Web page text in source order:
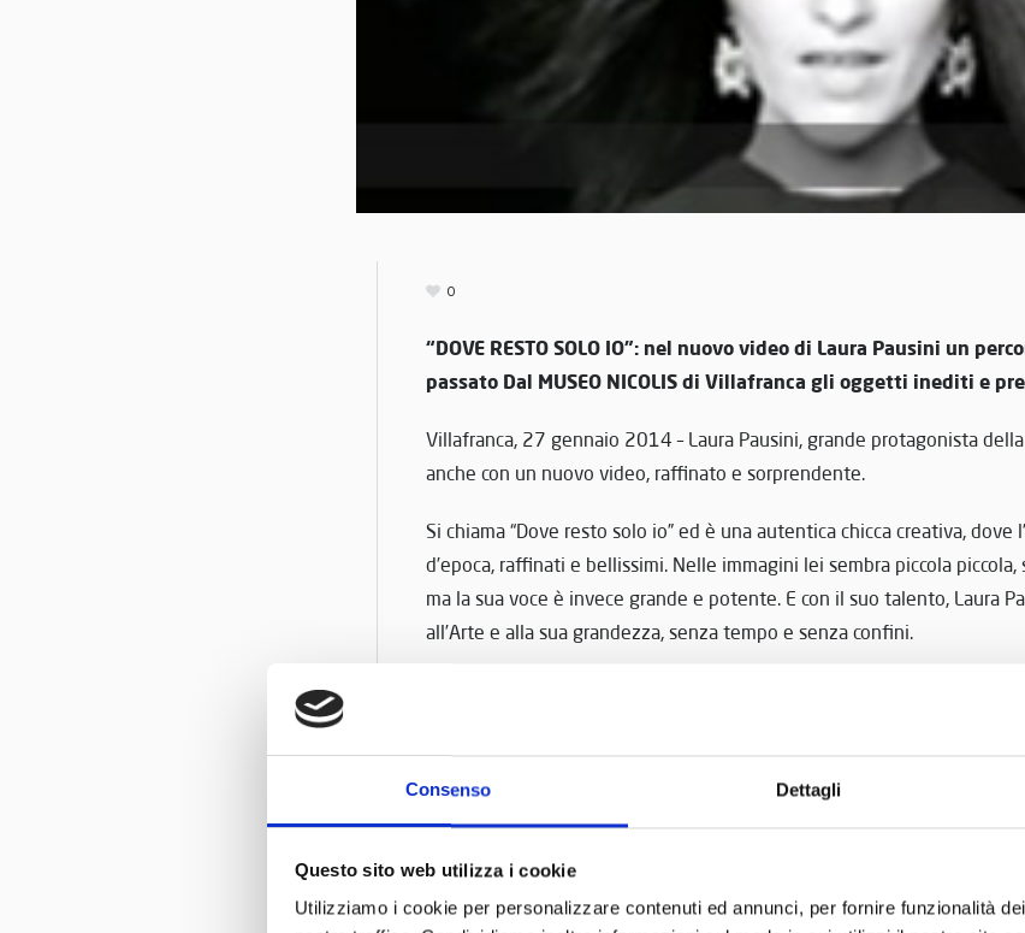
Consenso Dettagli
Questo sito web utilizza i cookie
Utilizziamo i cookie per personalizzare contenuti ed annunci, per fornire funzionalità
0
“DOVE RESTO SOLO IO”: nel nuovo video di Laura Pausini un
passato Dal MUSEO NICOLIS di Villafranca gli oggetti inediti e
Villafranca, 27 gennaio 2014 – Laura Pausini, grande protagonista
anche con un nuovo video, raffinato e sorprendente.
Si chiama “Dove resto solo io” ed è una autentica chicca creativa,
d’epoca, raffinati e bellissimi. Nelle immagini lei sembra piccola
ma la sua voce è invece grande e potente. E con il suo talento, Laura
all’Arte e alla sua grandezza, senza tempo e senza confini.
Per soddisfare le esigenze creative del video e testimoniarne il
casa di produzione Run Multimedia si sono affidati ancora una volta
Villafranca che ha messo a disposizione alcuni dei suoi pezzi più
Nel video, infatti, scopriamo Laura riflettersi incuriosita in una lente di
leggera e immateriale, su uno spartito musicale, vicino a un antico
Ma l’incontro più curioso è certamente quello con la macchina da
realizzata dalla Franklin Typewriter Company di Boston,